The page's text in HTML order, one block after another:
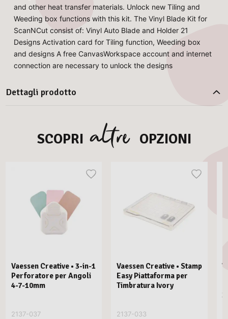
and other heat transfer materials. Unlock new Tiling and
Weeding box functions with this kit. The Vinyl Blade Kit for
ScanNCut consist of: Vinyl Auto Blade and Holder 21
Designs Activation card for Tiling function, Weeding box
and designs A free CanvasWorkspace account and internet
connection are necessary to unlock the designs
Dettagli prodotto
SCOPRI altre OPZIONI
Vaessen Creative • 3-in-1
Perforatore per Angoli
4-7-10mm
2137-037
Vaessen Creative • Stamp
Easy Piattaforma per
Timbratura Ivory
2137-033